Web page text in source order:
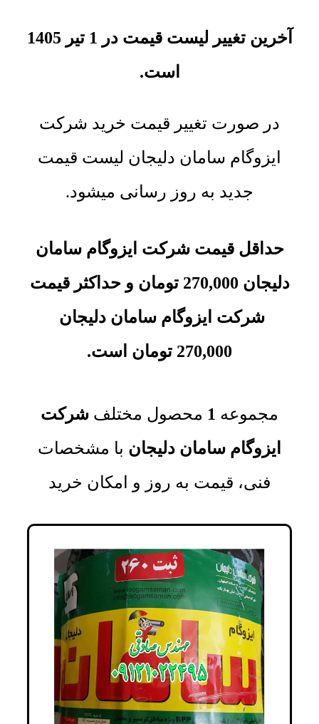
آخرین تغییر لیست قیمت در 1 تیر 1405
است.
در صورت تغییر قیمت خرید شرکت
ایزوگام سامان دلیجان لیست قیمت
جدید به روز رسانی میشود.
حداقل قیمت شرکت ایزوگام سامان
دلیجان 270,000 تومان و حداکثر قیمت
شرکت ایزوگام سامان دلیجان
270,000 تومان است.
مجموعه‌ 1 محصول مختلف شرکت
ایزوگام سامان دلیجان با مشخصات
فنی، قیمت به روز و امکان خرید